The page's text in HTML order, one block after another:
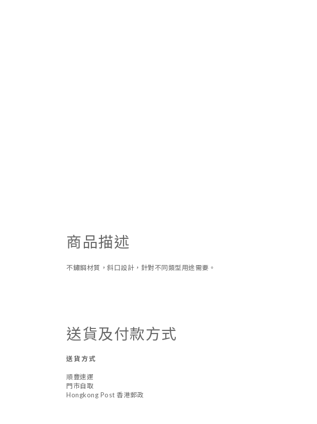
商品描述
不鏽鋼材質，斜口設計，針對不同類型用途需要。
送貨及付款方式
送貨方式
順豐速運
門市自取
Hongkong Post 香港郵政